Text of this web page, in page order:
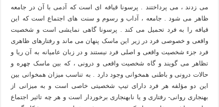
می زدند ، می پرداختند . پرسونا قیافه ای است که آدمی با آن در جامعه
ظاهر می شود . جامعه ، آداب و رسوم و سنت های اجتماع است که این
قیافه را به فرد تحمیل می کند . پرسونا گاهی نمایشی است و شخصیت
واقعی و خصوصی فرد در زیر این ماسک پنهان می ماند و رفتارهای ظاهری
فرد جزء شخصیت واقعی و اصلی فرد نیستند و در زبان عامیانه به آن ریا و
تظاهر می گویند و گاه شخصیت واقعی و درونی ، که بین ماسک چهره و
حالات درونی و باطنی همخوانی وجود دارد . به تناسب میزان همخوانی بین
این دو مؤلفه هر فرد دارای تیپ شخصیتی خاصی است و به میزانی از
بهنجاری روانی- رفتاری و یا نابهنجاری برخوردار است و هر چه تاثیر اجتماع